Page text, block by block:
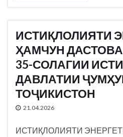
ИСТИҚЛОЛИЯТИ
ҲАМЧУН
35-СОЛАГИИ
ДАВЛАТИИ
ТОҶИКИСТОН
21.04.2026
ИСТИҚЛОЛИЯТИ